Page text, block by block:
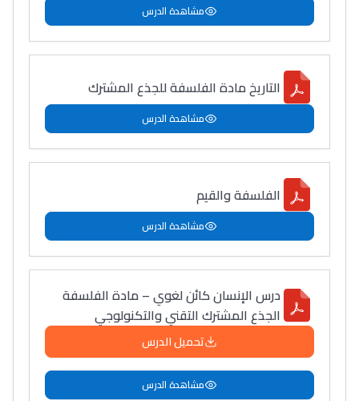
+ de 89 Interviews/Vidéos
دليل المهن
ما يزيد عن 149 مهنة
دليل التوجيه
التوجيه بالثانوي و الإعدادي
Ki Derti Liha
مشاهدة الدرس
التاريخ مادة الفلسفة للجذع المشترك
مشاهدة الدرس
الفلسفة والقيم
مشاهدة الدرس
درس الإنسان كائن لغوي – مادة الفلسفة
الجذع المشترك التقني والتكنولوجي
تحميل الدرس
مشاهدة الدرس